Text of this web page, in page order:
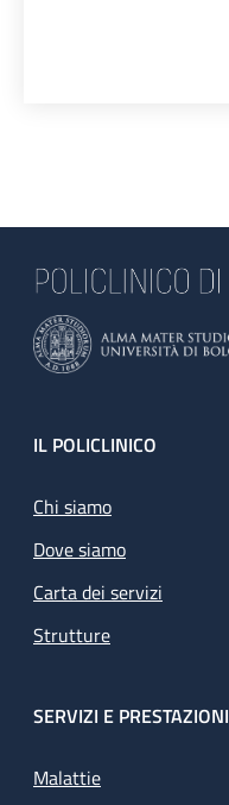
Footer
IL POLICLINICO
Chi siamo
Dove siamo
Carta dei servizi
Strutture
SERVIZI E PRESTAZIONI
Malattie